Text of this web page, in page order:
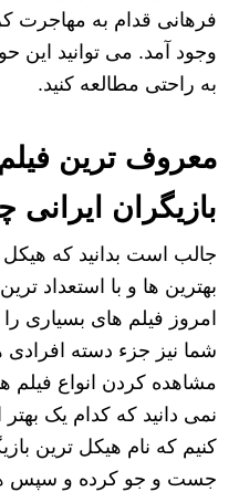
فرهانی قدام به مهاجرت
وجود آمد. می توانید این
به راحتی مطالعه کنید.
معروف ترین
بازیگران
جالب است بدانید که هیکل
بهترین ها و با استعداد
امروز فیلم های بسیاری
شما نیز جزء دسته افرادی
مشاهده کردن انواع فیلم
نمی دانید که کدام یک
کنیم که نام هیکل ترین
جست و جو کرده و سپس هر